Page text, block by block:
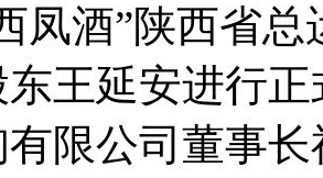
凤酒”陕西省
东王延安进行
限公司董事